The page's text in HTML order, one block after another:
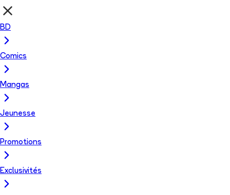
BD
Comics
Mangas
Jeunesse
Promotions
Exclusivités